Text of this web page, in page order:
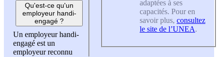
Qu'est-ce qu'un
employeur handi-
engagé ?
Un employeur handi-
engagé est un
employeur reconnu
adaptées à ses
capacités. Pour en
savoir plus, consultez
le site de l’UNEA.